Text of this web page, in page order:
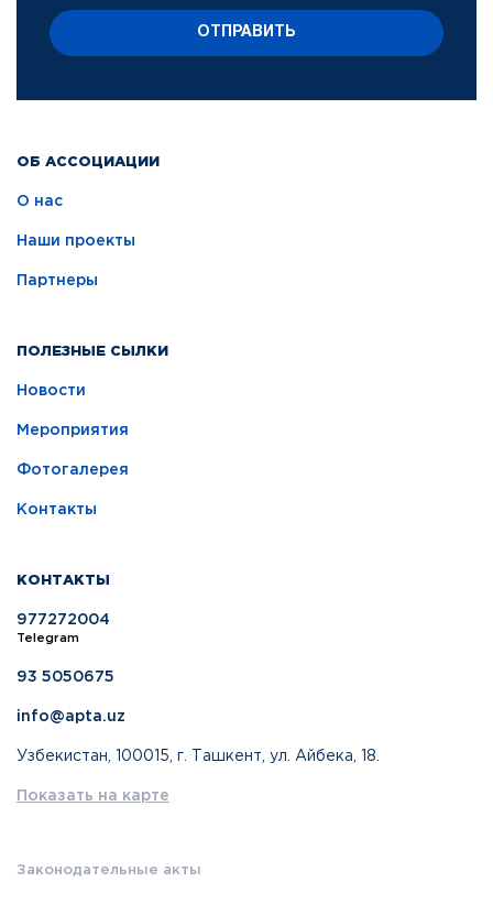
ОБ АССОЦИАЦИИ
О нас
Наши проекты
Партнеры
ПОЛЕЗНЫЕ СЫЛКИ
Новости
Мероприятия
Фотогалерея
Контакты
КОНТАКТЫ
977272004
Telegram
93 5050675
info@apta.uz
Узбекистан, 100015, г. Ташкент, ул. Айбека, 18.
Показать на карте
Законодательные акты
ОТПРАВИТЬ